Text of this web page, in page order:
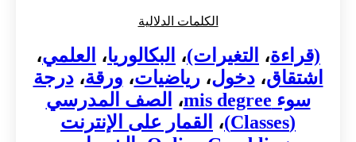
الكلمات الدلالية
(قراءة، التغيرات)، البكالوريا، العلمي،
اشتقاق،دخول،رياضيات، ورقة،درجة
سوء mis degree
،
الصف المدرسي
(Classes)
،
القمار على الإنترنت